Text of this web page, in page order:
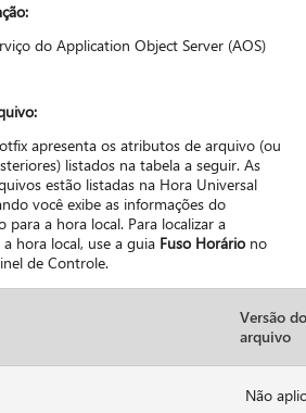
do Application Object Server (AOS)
apresenta os atributos de arquivo (ou
listados na tabela a seguir. As
estão listadas na Hora Universal
você exibe as informações do
para a hora local. Para localizar a
hora local, use a guia Fuso Horário no
de Controle.
Versão
arquivo
Não